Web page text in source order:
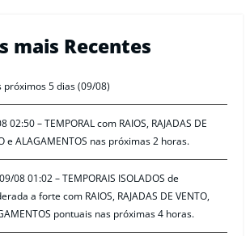
mais Recentes
próximos 5 dias (09/08)
02:50 – TEMPORAL com RAIOS, RAJADAS DE
e ALAGAMENTOS nas próximas 2 horas.
08 01:02 – TEMPORAIS ISOLADOS de
a forte com RAIOS, RAJADAS DE VENTO,
pontuais nas próximas 4 horas.